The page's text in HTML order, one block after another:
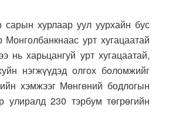
хурлаар уул уурхайн бус
урт хугацаатай
нь харьцангуй урт хугацаатай,
нэгжүүдэд олгох боломжийг
хэмжээг Мөнгөний бодлогын
230 тэрбум төгрөгийн